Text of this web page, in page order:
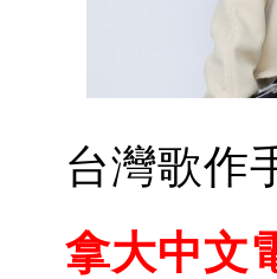
台灣歌作
拿大中文